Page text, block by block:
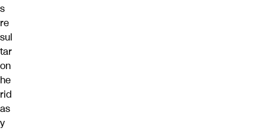
s
re
sul
tar
on
he
rid
as
y